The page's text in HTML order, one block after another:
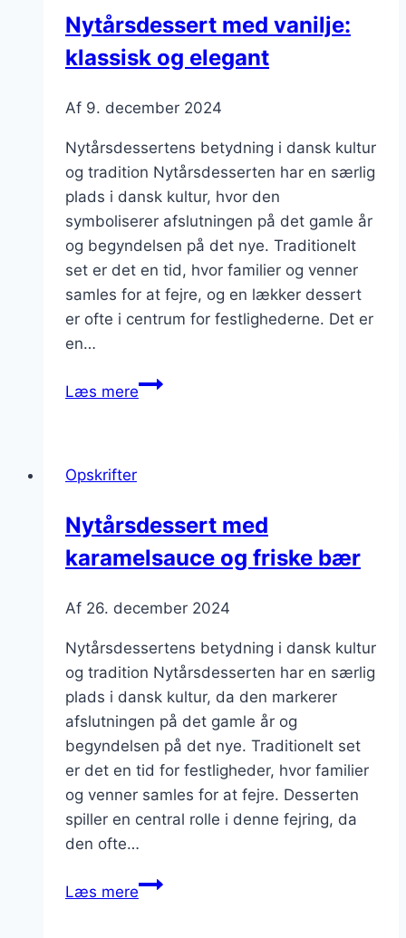
Nytårsdessert med vanilje:
klassisk og elegant
Af 9. december 2024
Nytårsdessertens betydning i dansk kultur
og tradition Nytårsdesserten har en særlig
plads i dansk kultur, hvor den
symboliserer afslutningen på det gamle år
og begyndelsen på det nye. Traditionelt
set er det en tid, hvor familier og venner
samles for at fejre, og en lækker dessert
er ofte i centrum for festlighederne. Det er
en…
Læs mereNytårsdessert
Opskrifter
Nytårsdessert med
karamelsauce og friske bær
Af 26. december 2024
Nytårsdessertens betydning i dansk kultur
og tradition Nytårsdesserten har en særlig
plads i dansk kultur, da den markerer
afslutningen på det gamle år og
begyndelsen på det nye. Traditionelt set
er det en tid for festligheder, hvor familier
og venner samles for at fejre. Desserten
spiller en central rolle i denne fejring, da
den ofte…
Læs mereNytårsdessert